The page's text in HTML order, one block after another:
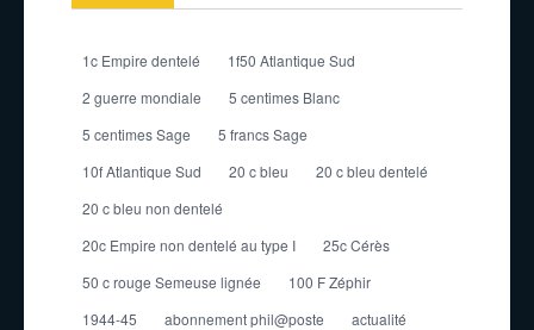
1c Empire dentelé
1f50 Atlantique Sud
2 guerre mondiale
5 centimes Blanc
5 centimes Sage
5 francs Sage
10f Atlantique Sud
20 c bleu
20 c bleu dentelé
20 c bleu non dentelé
20c Empire non dentelé au type I
25c Cérès
50 c rouge Semeuse lignée
100 F Zéphir
1944-45
abonnement phil@poste
actualité